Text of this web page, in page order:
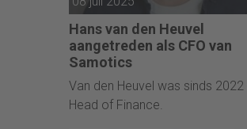
Hans van den Heuvel
aangetreden als CFO van
Samotics
Van den Heuvel was sinds 2022
Head of Finance.